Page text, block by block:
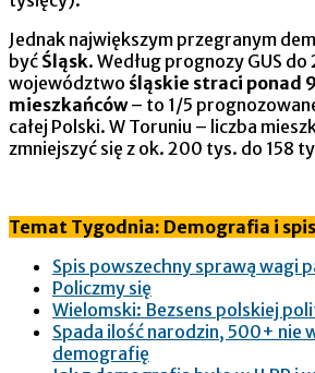
Jednak największym przegranym
być Śląsk. Według prognozy GUS
województwo śląskie straci ponad
mieszkańców– to 1/5
całej Polski. W Toruniu – liczba
zmniejszyć się z ok. 200 tys. do 158
Temat Tygodnia: Demografia i
Spis powszechny sprawą wagi
Policzmy się
Wielomski: Bezsens polskiej
Spada ilość narodzin, 500+ nie
demografię